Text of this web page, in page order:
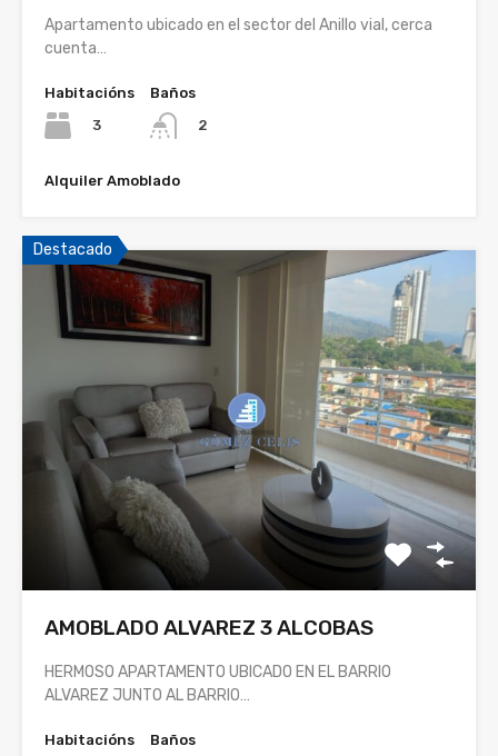
Apartamento ubicado en el sector del Anillo vial, cerca
cuenta…
Habitacións
3
Baños
2
Alquiler Amoblado
Destacado
AMOBLADO ALVAREZ 3 ALCOBAS
HERMOSO APARTAMENTO UBICADO EN EL BARRIO
ALVAREZ JUNTO AL BARRIO…
Habitacións
Baños